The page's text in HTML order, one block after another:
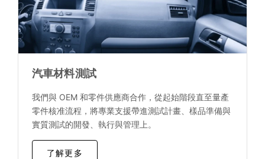
汽車材料測試
我們與 OEM 和零件供應商合作，從起始階段直至量產
零件核准流程，將專業支援帶進測試計畫、樣品準備與
實質測試的開發、執行與管理上。
了解更多